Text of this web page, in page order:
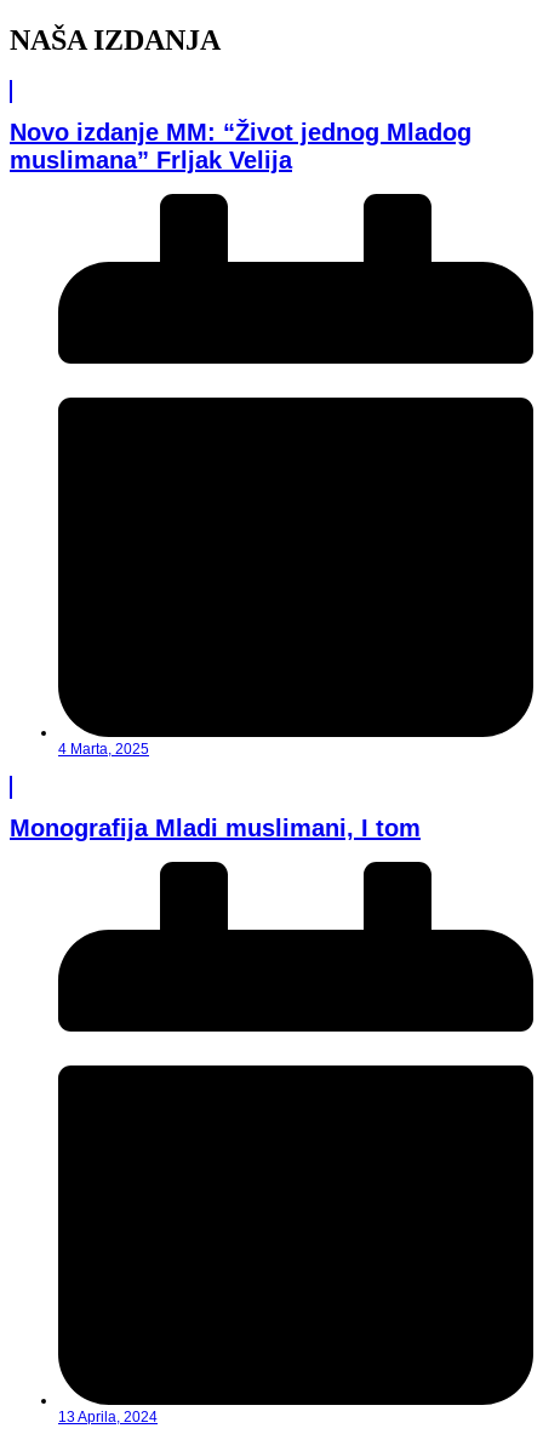
NAŠA IZDANJA
Novo izdanje MM: “Život jednog Mladog
muslimana” Frljak Velija
4 Marta, 2025
Monografija Mladi muslimani, I tom
13 Aprila, 2024